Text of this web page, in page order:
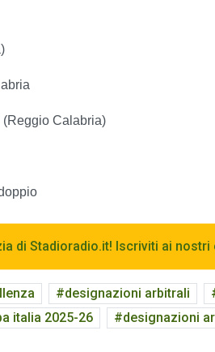
Calabria)
di Stadioradio.it! Iscriviti ai nostri
designazioni arbitrali
italia 2025-26
designazioni